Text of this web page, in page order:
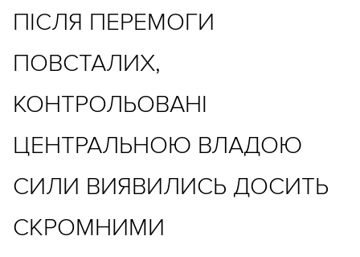
ПІСЛЯ ПЕРЕМОГИ
ПОВСТАЛИХ,
КОНТРОЛЬОВАНІ
ЦЕНТРАЛЬНОЮ ВЛАДОЮ
СИЛИ ВИЯВИЛИСЬ ДОСИТЬ
СКРОМНИМИ